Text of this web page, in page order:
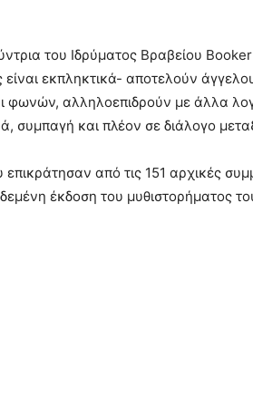
του Ιδρύματος Βραβείου
είναι εκπληκτικά- αποτελούν
φωνών, αλληλοεπιδρούν με άλλα
συμπαγή και πλέον σε διάλογο
επικράτησαν από τις 151 αρχικές
δεμένη έκδοση του μυθιστορήματος